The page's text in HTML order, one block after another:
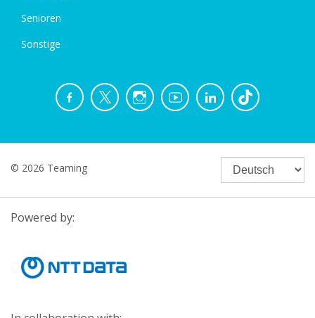
Senioren
Sonstige
© 2026 Teaming
Powered by: